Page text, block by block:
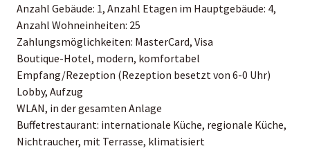
Anzahl Gebäude: 1, Anzahl Etagen im Hauptgebäude: 4,
Anzahl Wohneinheiten: 25
Zahlungsmöglichkeiten: MasterCard, Visa
Boutique-Hotel, modern, komfortabel
Empfang/Rezeption (Rezeption besetzt von 6-0 Uhr)
Lobby, Aufzug
WLAN, in der gesamten Anlage
Buffetrestaurant: internationale Küche, regionale Küche,
Nichtraucher, mit Terrasse, klimatisiert